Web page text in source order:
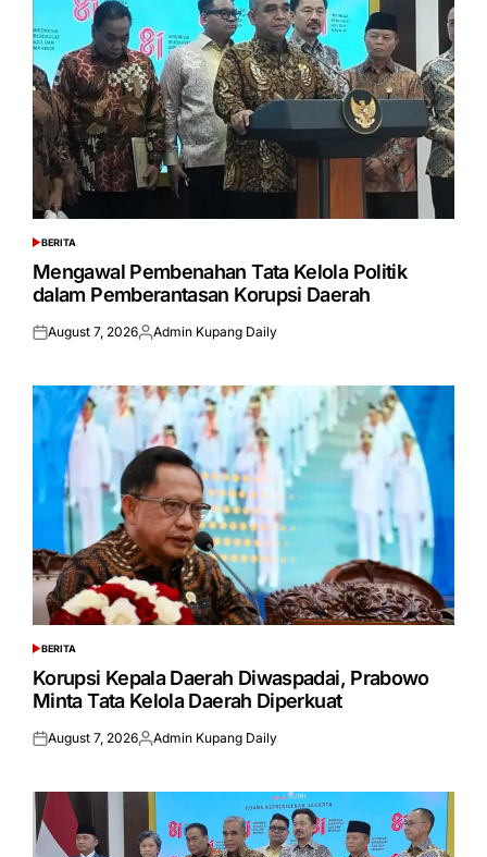
POSTED
IN
BERITA
Mengawal Pembenahan Tata Kelola Politik
dalam Pemberantasan Korupsi Daerah
Posted
August 7, 2026Posted
Admin Kupang Daily
POSTED
IN
BERITA
Korupsi Kepala Daerah Diwaspadai, Prabowo
Minta Tata Kelola Daerah Diperkuat
Posted
August 7, 2026Posted
Admin Kupang Daily